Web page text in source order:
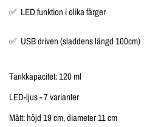
✅ LED funktion i olika färger
✅ USB driven (sladdens längd 100cm)
Tankkapacitet: 120 ml
LED-ljus - 7 varianter
Mått: höjd 19 cm, diameter 11 cm